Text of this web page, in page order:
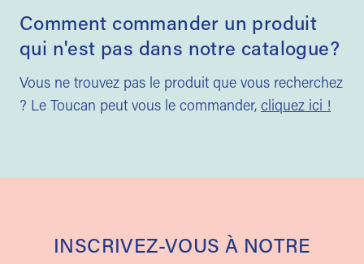
Comment commander un produit
qui n'est pas dans notre catalogue?
Vous ne trouvez pas le produit que vous recherchez
? Le Toucan peut vous le commander, cliquez ici !
INSCRIVEZ-VOUS À NOTRE